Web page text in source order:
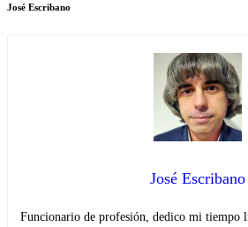
José Escribano
José Escribano
Funcionario de profesión, dedico mi tiempo